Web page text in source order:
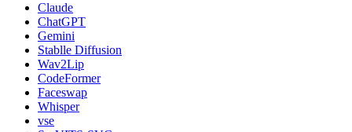
Claude
ChatGPT
Gemini
Stablle Diffusion
Wav2Lip
CodeFormer
Faceswap
Whisper
vse